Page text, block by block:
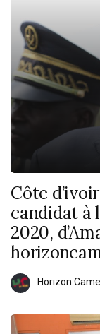
Côte
candidat à
2020,
Horizon